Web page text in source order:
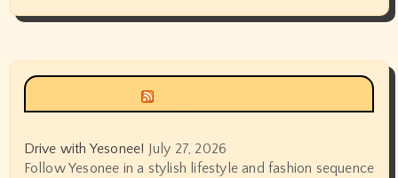
Drive with Yesonee! July 27, 2026
Follow Yesonee in a stylish lifestyle and fashion sequence